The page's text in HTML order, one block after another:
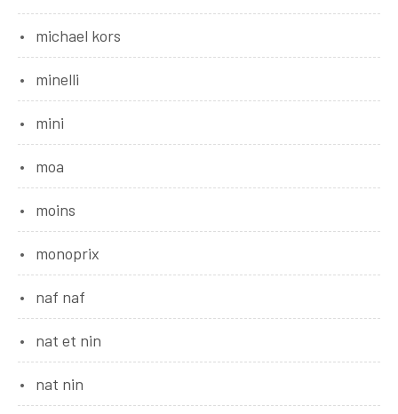
michael kors
minelli
mini
moa
moins
monoprix
naf naf
nat et nin
nat nin